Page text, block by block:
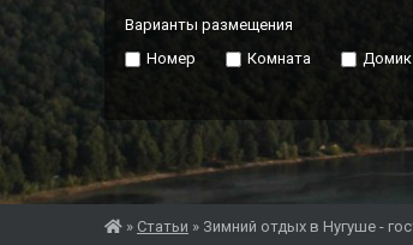
Варианты размещения
Номер
Комната Домик
» Статьи » Зимний отдых в Нугуше -